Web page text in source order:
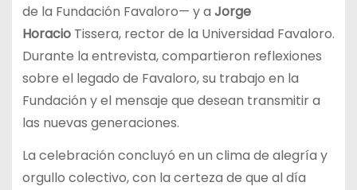
de la Fundación Favaloro— y a Jorge
HoracioTissera, rector de la Universidad Favaloro.
Durante la entrevista, compartieron reflexiones
sobre el legado de Favaloro, su trabajo en la
Fundación y el mensaje que desean transmitir a
las nuevas generaciones.
La celebración concluyó en un clima de alegría y
orgullo colectivo, con la certeza de que al día